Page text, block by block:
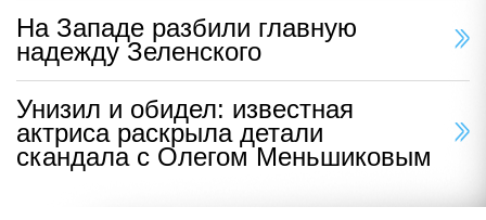
На Западе разбили главную
надежду Зеленского
Унизил и обидел: известная
актриса раскрыла детали
скандала с Олегом Меньшиковым